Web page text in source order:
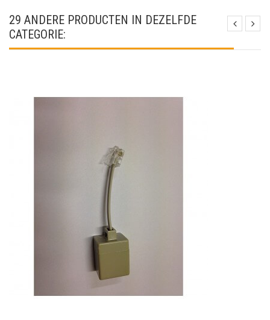
29 ANDERE PRODUCTEN IN DEZELFDE
CATEGORIE: